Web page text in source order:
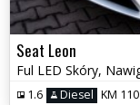
Seat Leon
1.6 Diesel KM 110